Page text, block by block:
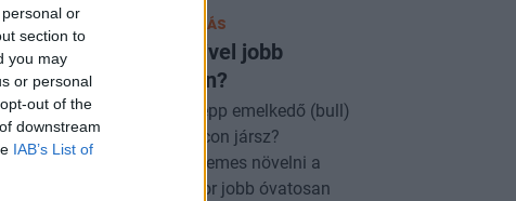
or
section to
you may
or personal
out of the
downstream
IAB’s List of
INTERAKTÍV ONLINE ELŐADÁS
Bikák és Medvék: Kivel jobb
haverkodni a tőzsdén?
Hogyan ismerd fel, hogy épp emelkedő (bull)
vagy csökkenő (bear) piacon jársz?
Megtanulhatod, mikor érdemes növelni a
kockázatvállalást, és mikor jobb óvatosan